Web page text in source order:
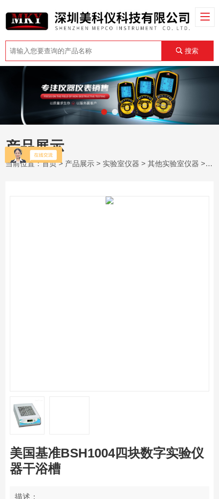
搜索
产品展示
当前位置：首页> 产品展示 > 实验室仪器 >其他实验室仪器 > 美国基准BSH1004四块数字实验仪器干浴槽
美国基准BSH1004四块数字实验仪
器干浴槽
描述：